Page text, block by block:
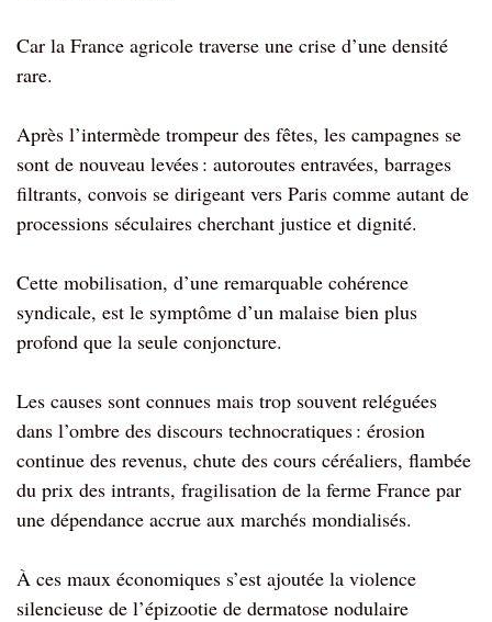
Car la France agricole traverse une crise d’une densité
rare.
Après l’intermède trompeur des fêtes, les campagnes se
sont de nouveau levées : autoroutes entravées, barrages
filtrants, convois se dirigeant vers Paris comme autant de
processions séculaires cherchant justice et dignité.
Cette mobilisation, d’une remarquable cohérence
syndicale, est le symptôme d’un malaise bien plus
profond que la seule conjoncture.
Les causes sont connues mais trop souvent reléguées
dans l’ombre des discours technocratiques : érosion
continue des revenus, chute des cours céréaliers, flambée
du prix des intrants, fragilisation de la ferme France par
une dépendance accrue aux marchés mondialisés.
À ces maux économiques s’est ajoutée la violence
silencieuse de l’épizootie de dermatose nodulaire